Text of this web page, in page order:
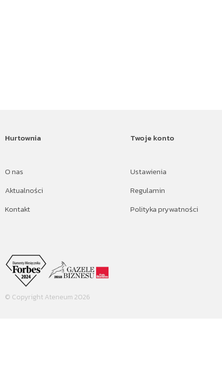
Hurtownia
O nas
Aktualności
Kontakt
Twoje konto
Ustawienia
Regulamin
Polityka prywatności
© Copyright Ateneum 2026